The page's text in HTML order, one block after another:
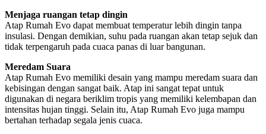
Menjaga ruangan tetap dingin
Atap Rumah Evo dapat membuat temperatur lebih dingin tanpa
insulasi. Dengan demikian, suhu pada ruangan akan tetap sejuk dan
tidak terpengaruh pada cuaca panas di luar bangunan.
Meredam Suara
Atap Rumah Evo memiliki desain yang mampu meredam suara dan
kebisingan dengan sangat baik. Atap ini sangat tepat untuk
digunakan di negara beriklim tropis yang memiliki kelembapan dan
intensitas hujan tinggi. Selain itu, Atap Rumah Evo juga mampu
bertahan terhadap segala jenis cuaca.